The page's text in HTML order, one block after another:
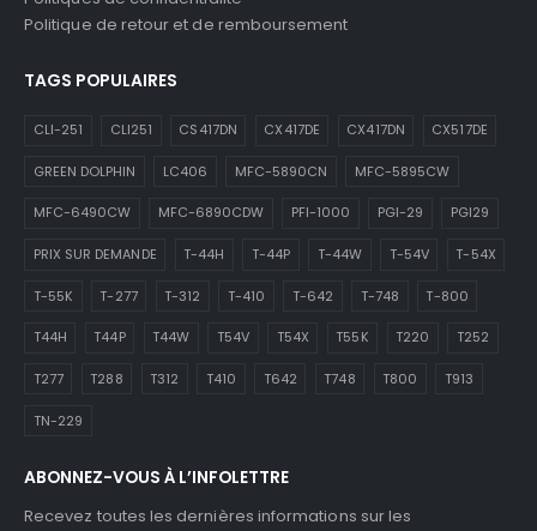
Politique de retour et de remboursement
TAGS POPULAIRES
CLI-251 CLI251 CS417DN CX417DE CX417DN CX517DE
GREEN DOLPHIN LC406 MFC-5890CN MFC-5895CW
MFC-6490CW MFC-6890CDW PFI-1000 PGI-29 PGI29
PRIX SUR DEMANDE T-44H T-44P T-44W T-54V T-54X
T-55K T-277 T-312 T-410 T-642 T-748 T-800
T44H T44P T44W T54V T54X T55K T220 T252
T277 T288 T312 T410 T642 T748 T800 T913
TN-229
ABONNEZ-VOUS À L’INFOLETTRE
Recevez toutes les dernières informations sur les